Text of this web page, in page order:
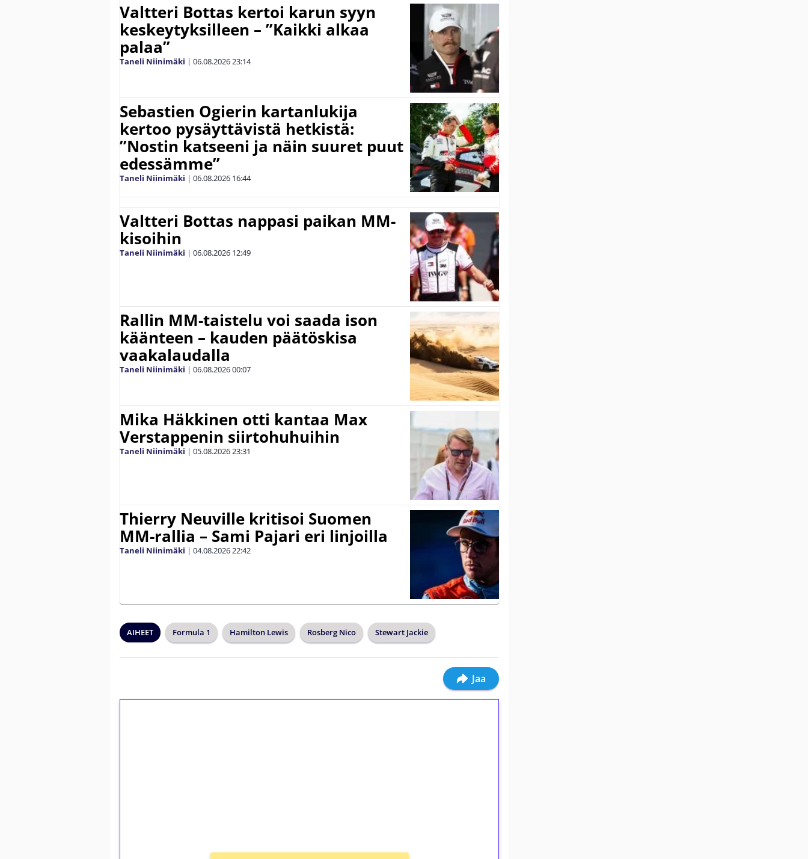
Valtteri Bottas kertoi karun syyn
keskeytyksilleen – ”Kaikki alkaa
palaa”
Taneli Niinimäki | 06.08.202623:14
Sebastien Ogierin kartanlukija
kertoo pysäyttävistä hetkistä:
”Nostin katseeni ja näin suuret puut
edessämme”
Taneli Niinimäki | 06.08.2026 16:44
Valtteri Bottas nappasi paikan MM-
kisoihin
Taneli Niinimäki | 06.08.2026 12:49
Rallin MM-taistelu voi saada ison
käänteen – kauden päätöskisa
vaakalaudalla
Taneli Niinimäki | 06.08.202600:07
Mika Häkkinen otti kantaa Max
Verstappenin siirtohuhuihin
Taneli Niinimäki | 05.08.202623:31
Thierry Neuville kritisoi Suomen
MM-rallia – Sami Pajari eri linjoilla
Taneli Niinimäki | 04.08.202622:42
AIHEET Formula 1 Hamilton Lewis Rosberg Nico Stewart Jackie
Jaa